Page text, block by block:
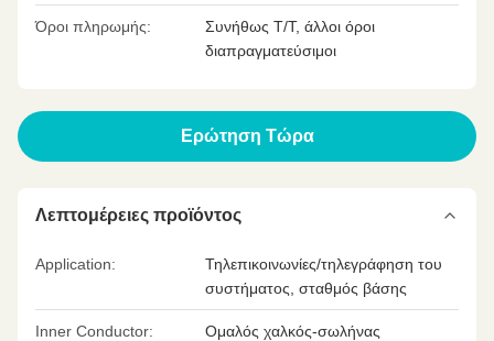
Όροι πληρωμής:
Συνήθως T/T, άλλοι όροι
διαπραγματεύσιμοι
Ερώτηση Τώρα
Λεπτομέρειες προϊόντος
Application:
Τηλεπικοινωνίες/τηλεγράφηση του
συστήματος, σταθμός βάσης
Inner Conductor: Ομαλός χαλκός-σωλήνας